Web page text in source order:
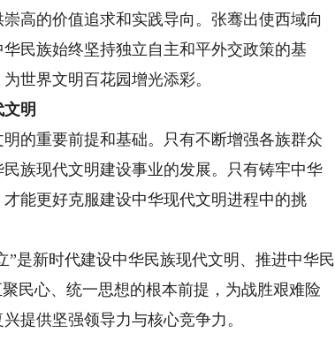
的价值追求和实践导向。张骞出使西域向
民族始终坚持独立自主和平外交政策的基
世界文明百花园增光添彩。
明
重要前提和基础。只有不断增强各族群众
族现代文明建设事业的发展。只有铸牢中华
能更好克服建设中华现代文明进程中的挑
新时代建设中华民族现代文明、推进中华民
民心、统一思想的根本前提，为战胜艰难险
提供坚强领导力与核心竞争力。